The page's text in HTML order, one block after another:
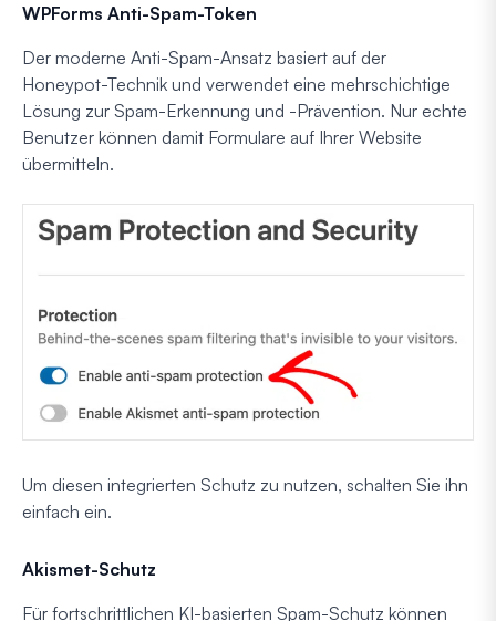
WPForms Anti-Spam-Token
Der moderne Anti-Spam-Ansatz basiert auf der
Honeypot-Technik und verwendet eine mehrschichtige
Lösung zur Spam-Erkennung und -Prävention. Nur echte
Benutzer können damit Formulare auf Ihrer Website
übermitteln.
Um diesen integrierten Schutz zu nutzen, schalten Sie ihn
einfach ein.
Akismet-Schutz
Für fortschrittlichen KI-basierten Spam-Schutz können